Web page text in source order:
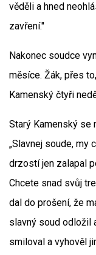
věděli a hned
zavření."
Nakonec soudce
měsíce. Žák, přes
Kamenský čtyři
Starý Kamenský se
„Slavnej soude, my
drzostí jen zalapal
Chcete snad svůj
dal do prošení, že
slavný soud odložil
smiloval a vyhověl